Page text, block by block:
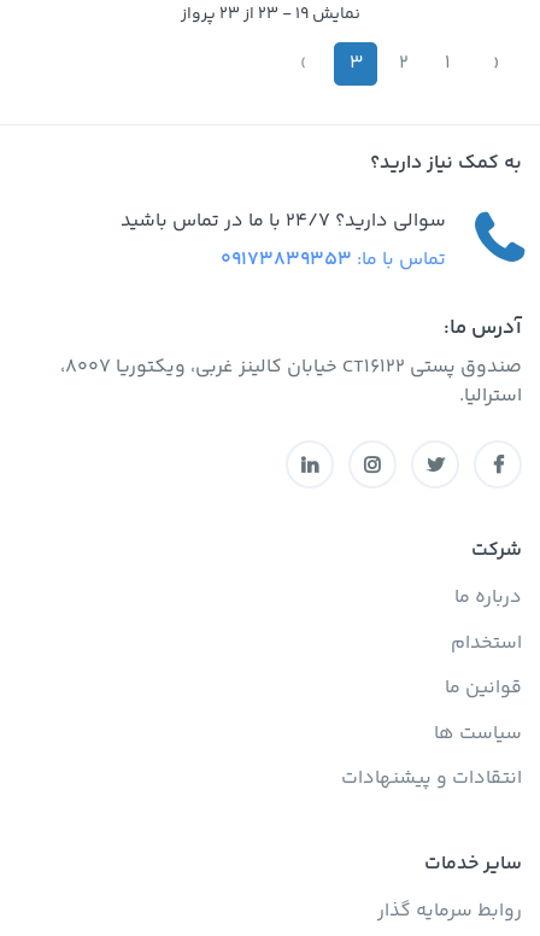
نمایش 19 - 23 از 23 پرواز
‹
1
2
3
›
به کمک نیاز دارید؟
سوالی دارید؟ 24/7 با ما در تماس باشید
تماس با ما: 09173839353
آدرس ما:
صندوق پستی CT16122 خیابان کالینز غربی، ویکتوریا 8007،
استرالیا.
شرکت
درباره ما
استخدام
قوانین ما
سیاست ها
انتقادات و پیشنهادات
سایر خدمات
روابط سرمایه گذار